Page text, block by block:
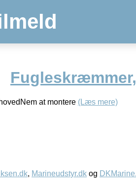
at montere (Læs mere)
, Marineudstyr.dk og